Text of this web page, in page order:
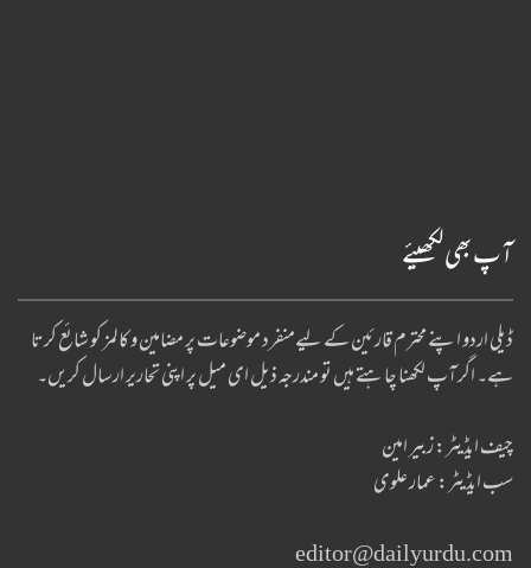
آپ بھی لکھیئے
ڈیلی اردو اپنے محترم قارئین کے لیےمنفرد موضوعات پر مضامین و کالمز کو شائع کرتا
ہے۔ اگر آپ لکھنا چا ہتے ہیں تو مندرجہ ذیل ای میل پر اپنی تحاریر ارسال کریں۔
چیف ایڈیٹر: زبیر امین
سب ایڈیٹر: عمار علوی
editor@dailyurdu.com